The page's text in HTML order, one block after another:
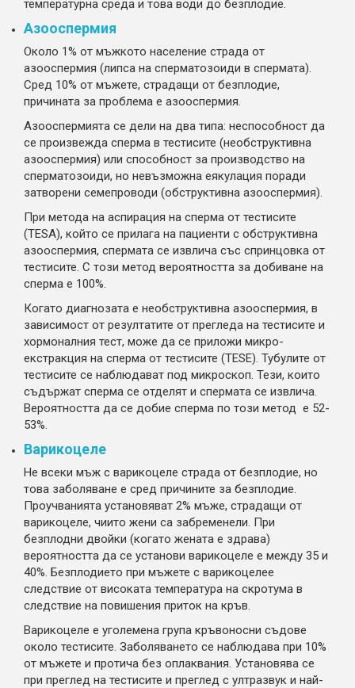
температурна среда и това води до безплодие.
Азооспермия
Около 1% от мъжкото население страда от
азооспермия (липса на сперматозоиди в спермата).
Сред 10% от мъжете, страдащи от безплодие,
причината за проблема е азооспермия.
Азооспермията се дели на два типа: неспособност да
се произвежда сперма в тестисите (необструктивна
азооспермия) или способност за производство на
сперматозоиди, но невъзможна еякулация поради
затворени семепроводи (обструктивна азооспермия).
При метода на аспирация на сперма от тестисите
(TESA), който се прилага на пациенти с обструктивна
азооспермия, спермата се извлича със спринцовка от
тестисите. С този метод вероятността за добиване на
сперма е 100%.
Когато диагнозата е необструктивна азооспермия, в
зависимост от резултатите от прегледа на тестисите и
хормоналния тест, може да се приложи микро-
екстракция на сперма от тестисите (TESE). Тубулите от
тестисите се наблюдават под микроскоп. Тези, които
съдържат сперма се отделят и спермата се извлича.
Вероятността да се добие сперма по този метод е 52-
53%.
Варикоцеле
Не всеки мъж с варикоцеле страда от безплодие, но
това заболяване е сред причините за безплодие.
Проучванията установяват 2% мъже, страдащи от
варикоцеле, чиито жени са забременели. При
безплодни двойки (когато жената е здрава)
вероятността да се установи варикоцеле е между 35 и
40%. Безплодието при мъжете с варикоцелее
следствие от високата температура на скротума в
следствие на повишения приток на кръв.
Варикоцеле е уголемена група кръвоносни съдове
около тестисите. Заболяването се наблюдава при 10%
от мъжете и протича без оплаквания. Установява се
при преглед на тестисите и преглед с ултразвук и най-